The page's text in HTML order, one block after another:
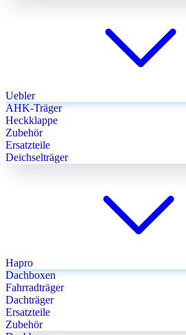
Uebler
AHK-Träger
Heckklappe
Zubehör
Ersatzteile
Deichselträger
Hapro
Dachboxen
Fahrradträger
Dachträger
Ersatzteile
Zubehör